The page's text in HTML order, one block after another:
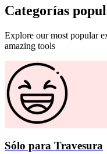
Categorías
Explore our most popular
amazing tools
Sólo para Travesura